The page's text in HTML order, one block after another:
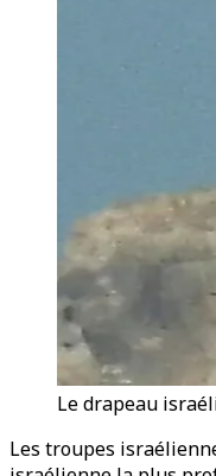
Le drapeau
Les troupes